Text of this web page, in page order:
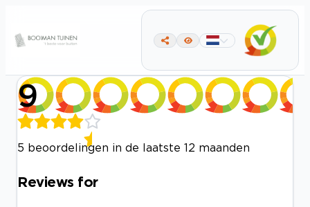
9
5 beoordelingen in de laatste 12 maanden
Reviews for